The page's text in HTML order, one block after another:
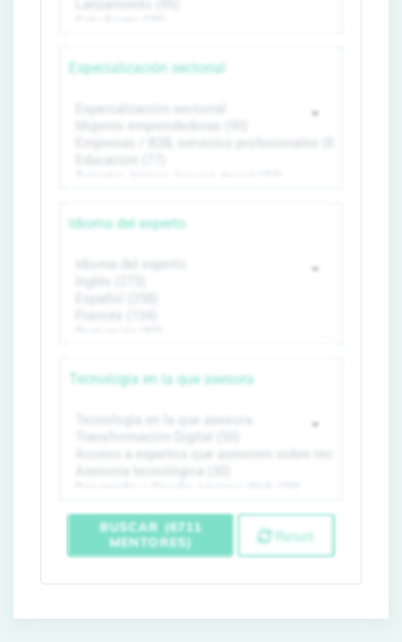
Especialización sectorial
Idioma del experto
Tecnología en la que asesora
BUSCAR (6711
MENTORES)
Reset